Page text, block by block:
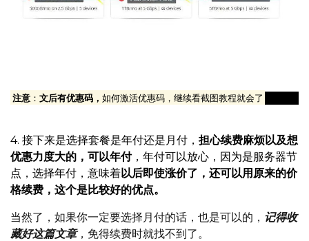
注意： 文后有优惠码， 如何激活优惠码，继续看截图教程就会了
4. 接下来是选择套餐是年付还是月付， 担心续费麻烦以及想
优惠力度大的，可以年付，年付可以放心，因为是服务器节
点，选择年付，意味着以后即使涨价了，还可以用原来的价
格续费，这个是比较好的优点。
当然了，如果你一定要选择月付的话，也是可以的， 记得收
藏好这篇文章，免得续费时就找不到了。